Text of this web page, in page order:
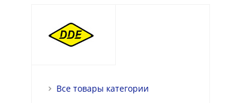
Все товары категории